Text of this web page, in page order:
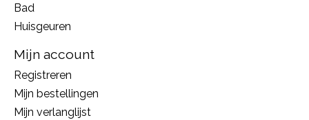
Bad
Huisgeuren
Mijn account
Registreren
Mijn bestellingen
Mijn verlanglijst